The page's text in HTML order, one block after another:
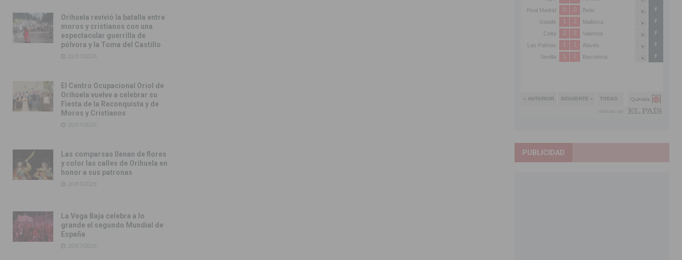
Orihuela revivió la batalla entre
moros y cristianos con una
espectacular guerrilla de
pólvora y la Toma del Castillo
22/07/2026
El Centro Ocupacional Oriol de
Orihuela vuelve a celebrar su
Fiesta de la Reconquista y de
Moros y Cristianos
20/07/2026
Las comparsas llenan de flores
y color las calles de Orihuela en
honor a sus patronas
20/07/2026
La Vega Baja celebra a lo
grande el segundo Mundial de
España
20/07/2026
PUBLICIDAD